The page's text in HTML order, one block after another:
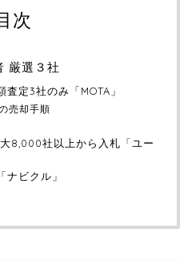
次
厳選３社
定3社のみ「MOTA」
売却手順
8,000社以上から入札「ユー
ナビクル」